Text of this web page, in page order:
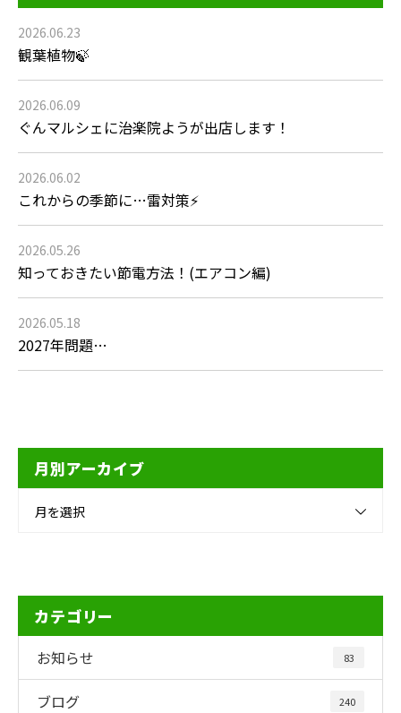
2026.06.23
観葉植物🍃
2026.06.09
ぐんマルシェに治楽院ようが出店します！
2026.06.02
これからの季節に…雷対策⚡
2026.05.26
知っておきたい節電方法！(エアコン編)
2026.05.18
2027年問題…
月別アーカイブ
月を選択
カテゴリー
お知らせ 83
ブログ 240